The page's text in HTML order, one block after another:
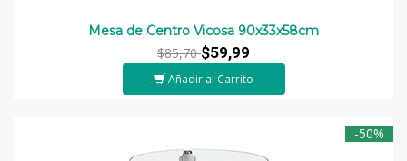
Mesa de Centro Vicosa 90x33x58cm
$85,70$59,99
Añadir al Carrito
-50%